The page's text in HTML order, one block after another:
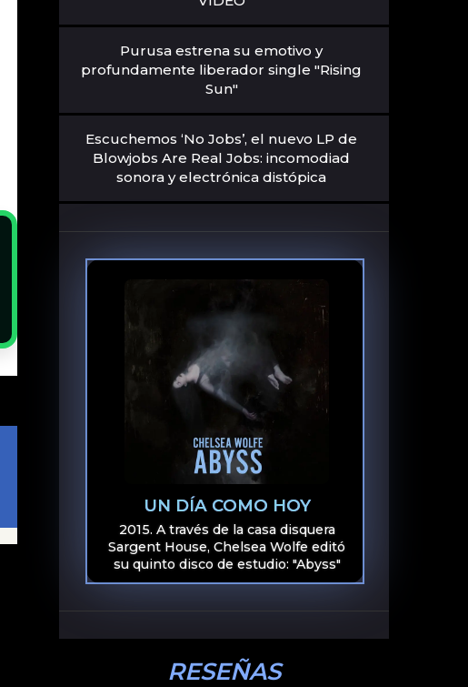
Purusa estrena su emotivo y
profundamente liberador single "Rising
Sun"
Escuchemos ‘No Jobs’, el nuevo LP de
Blowjobs Are Real Jobs: incomodiad
sonora y electrónica distópica
UN DÍA COMO HOY
2015. A través de la casa disquera
Sargent House, Chelsea Wolfe editó
su quinto disco de estudio: "Abyss"
RESEÑAS